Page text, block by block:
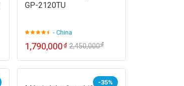
GP-2120TU
- China
1,790,000₫ 2,450,000₫
-35%